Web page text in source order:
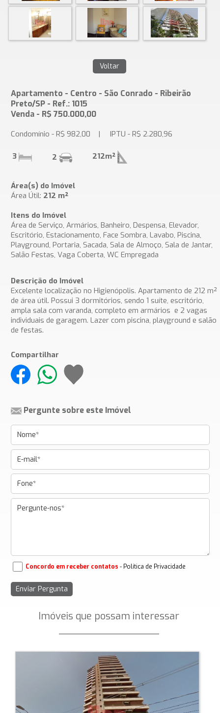
Apartamento - Centro - São Conrado - Ribeirão
Preto/SP - Ref.: 1015
Venda - R$ 750.000,00
Condomínio - R$ 982,00 | IPTU - R$ 2.280,96
3 2 212m²
Área(s) do Imóvel
Área Útil: 212 m²
Itens do Imóvel
Área de Serviço, Armários, Banheiro, Despensa, Elevador,
Escritório, Estacionamento, Face Sombra, Lavabo, Piscina,
Playground, Portaria, Sacada, Sala de Almoço, Sala de Jantar,
Salão Festas, Vaga Coberta, WC Empregada
Descrição do Imóvel
Excelente localização no Higienópolis. Apartamento de 212 m²
de área útil. Possui 3 dormitórios, sendo 1 suíte, escritório,
ampla sala com varanda, completo em armários e 2 vagas
individuais de garagem. Lazer com piscina, playground e salão
de festas.
Compartilhar
Pergunte sobre este Imóvel
Concordo em receber contatos - Política de Privacidade
Imóveis que possam interessar